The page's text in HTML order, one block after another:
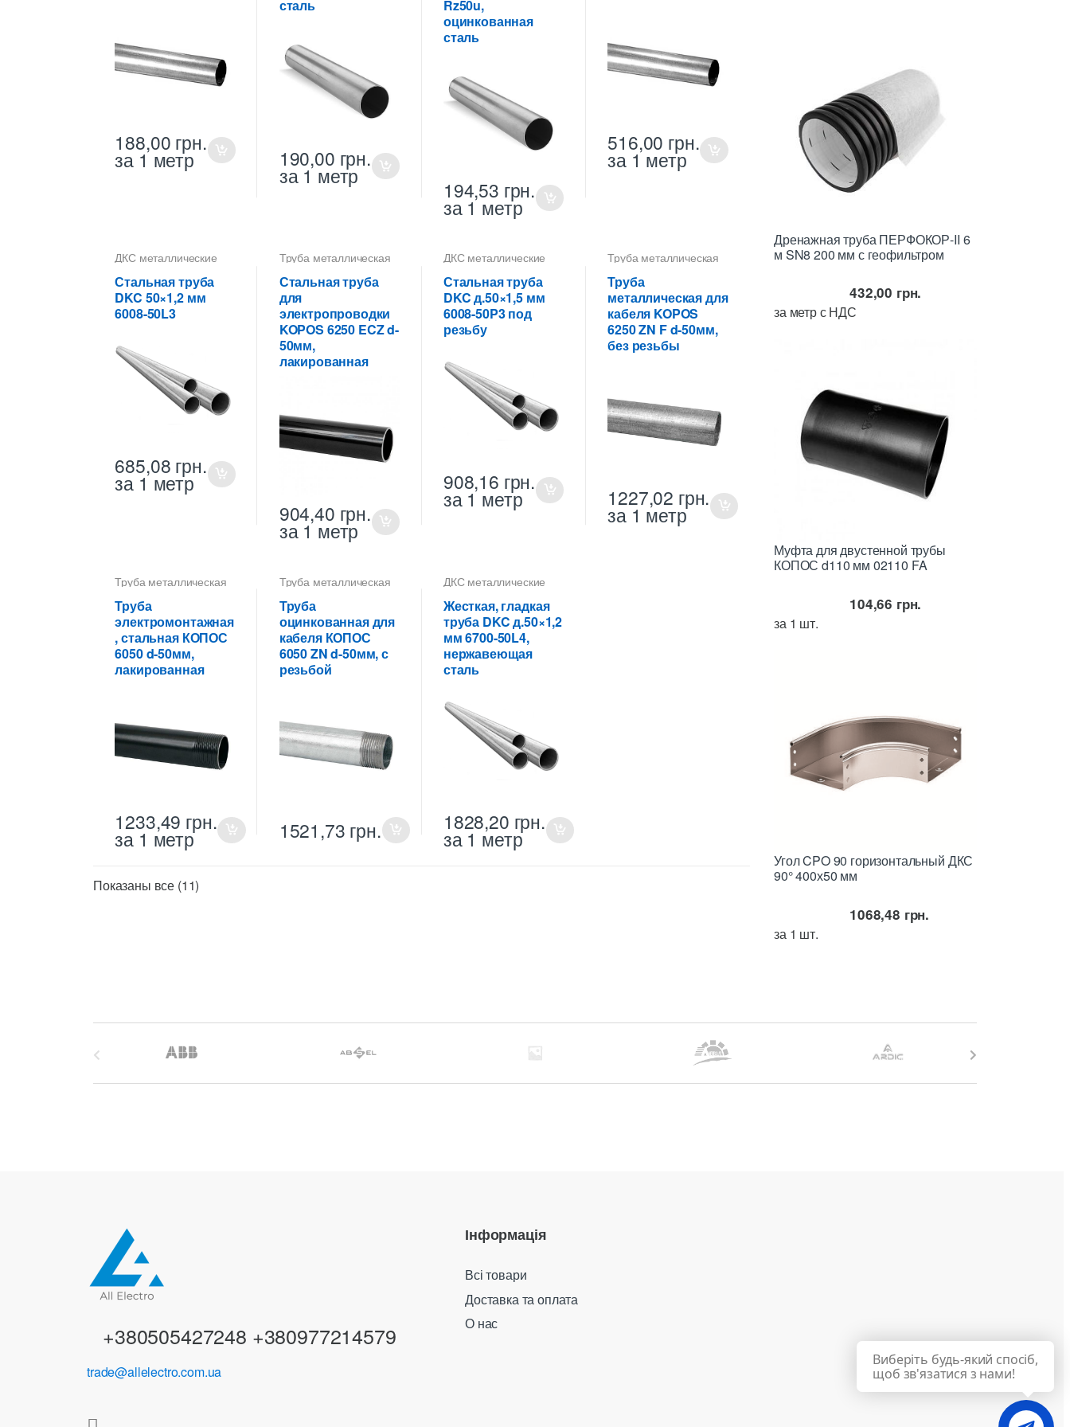
188,00 грн.
за 1 метр
сталь
190,00 грн.
за 1 метр
Rz50u,
оцинкованная
сталь
194,53 грн.
за 1 метр
516,00 грн.
за 1 метр
ДКС металлические
металлическая 50 мм
для электропроводки
Стальная труба
DKC 50×1,2 мм
6008-50L3
685,08 грн.
за 1 метр
Труба металлическая
электропроводки
Стальная труба
для
электропроводки
KOPOS 6250 ECZ d-
50мм,
лакированная
904,40 грн.
за 1 метр
ДКС металлические
металлическая 50 мм
для электропроводки
Стальная труба
DKC д.50×1,5 мм
6008-50P3 под
резьбу
908,16 грн.
за 1 метр
Труба металлическая
электропроводки
Труба
металлическая для
кабеля KOPOS
6250 ZN F d-50мм,
без резьбы
1227,02 грн.
за 1 метр
Труба металлическая
50 мм для
электропроводки
Труба
электромонтажная
, стальная КОПОС
6050 d-50мм,
лакированная
1233,49 грн.
за 1 метр
Труба металлическая
50 мм для
электропроводки
Труба
оцинкованная для
кабеля КОПОС
6050 ZN d-50мм, с
резьбой
1521,73 грн.
ДКС металлические
трубы
металлическая 50 мм
для электропроводки
Жесткая, гладкая
труба DKC д.50×1,2
мм 6700-50L4,
нержавеющая
сталь
1828,20 грн.
за 1 метр
Показаны все (11)
Дренажная труба ПЕРФОКОР-II 6
м SN8 200 мм с геофильтром
432,00 грн.
за метр с НДС
Муфта для двустенной трубы
КОПОС d110 мм 02110 FA
104,66 грн.
за 1 шт.
Угол CPO 90 горизонтальный ДКС
90° 400х50 мм
1068,48 грн.
за 1 шт.
+380505427248 +380977214579
trade@allelectro.com.ua
Інформація
Всі товари
Доставка та оплата
О нас
Виберіть будь-який спосіб,
щоб зв'язатися з нами!